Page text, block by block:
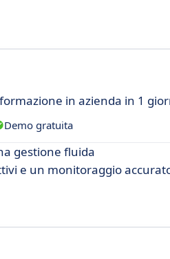
in azienda in 1
Demo gratuita
gestione fluida
e un monitoraggio